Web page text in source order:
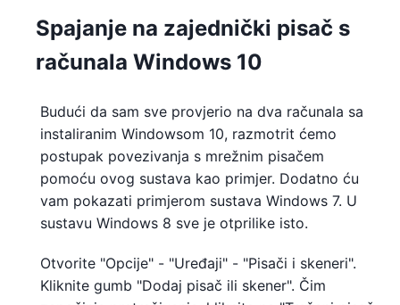
Spajanje na zajednički pisač s
računala Windows 10
Budući da sam sve provjerio na dva računala sa
instaliranim Windowsom 10, razmotrit ćemo
postupak povezivanja s mrežnim pisačem
pomoću ovog sustava kao primjer. Dodatno ću
vam pokazati primjerom sustava Windows 7. U
sustavu Windows 8 sve je otprilike isto.
Otvorite "Opcije" - "Uređaji" - "Pisači i skeneri".
Kliknite gumb "Dodaj pisač ili skener". Čim